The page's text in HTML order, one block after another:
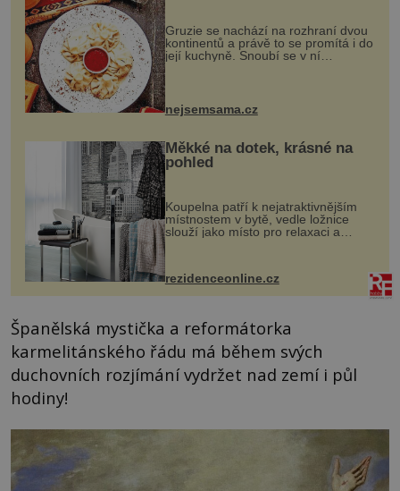
Gruzie se nachází na rozhraní dvou
kontinentů a právě to se promítá i do
její kuchyně. Snoubí se v ní
evropské a asijské chutě a díky tomu
vznikají rozmanité a chuťově bohaté
pokrmy, které rozhodně st...
nejsemsama.cz
Měkké na dotek, krásné na
pohled
Koupelna patří k nejatraktivnějším
místnostem v bytě, vedle ložnice
slouží jako místo pro relaxaci a
odpočinek. Koupelnový textil –
ručníky, osušky a koberečky –
mohou jako mávnutím kouzelného
proutku...
rezidenceonline.cz
Španělská mystička a reformátorka
karmelitánského řádu má během svých
duchovních rozjímání vydržet nad zemí i půl
hodiny!